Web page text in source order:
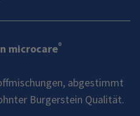
microcare®
abgestimmt
Burgerstein Qualität.